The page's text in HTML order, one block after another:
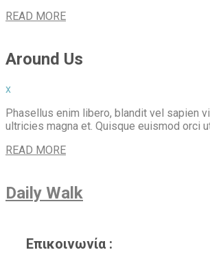
READ MORE
Around Us
x
Phasellus enim libero, blandit vel sapien
ultricies magna et. Quisque euismod orci
READ MORE
Daily Walk
Επικοινωνία :